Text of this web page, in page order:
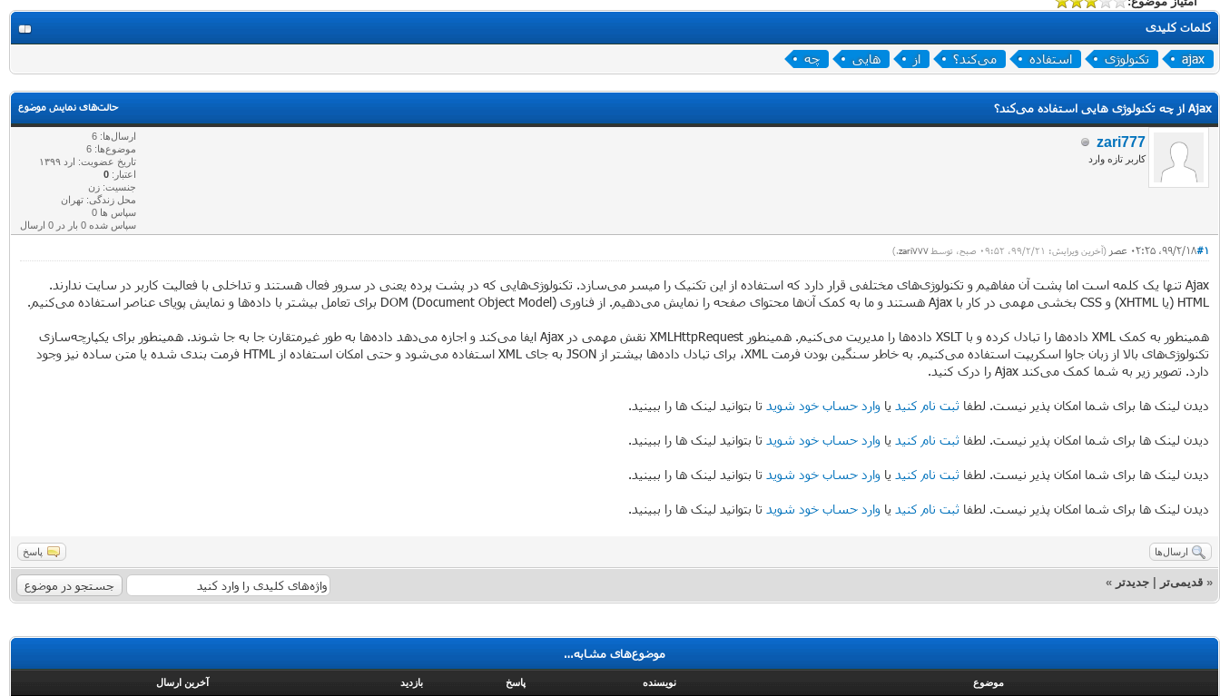
کلمات کلیدی
ajax تکنولوژی استفاده می‌کند؟ از هایی چه
حالت‌های نمایش موضوع Ajax از چه تکنولوژی هایی استفاده می‌کند؟
zari777
کاربر تازه وارد
ارسال‌ها: 6
موضوع‌ها: 6
تاریخ عضویت: ارد ۱۳۹۹
اعتبار: 0
جنسیت: زن
محل زندگی: تهران
سپاس ها 0
سپاس شده 0 بار در 0 ارسال
#1۹۹/۲/۱۸، ۰۲:۲۵ عصر (آخرین ویرایش: ۹۹/۲/۲۱، ۰۹:۵۲ صبح، توسط zari777
.)
Ajax تنها یک کلمه است اما پشت آن مفاهیم و تکنولوژی‌های مختلفی قرار دارد که استفاده از این تکنیک را میسر می‌سازد. تکنولوژی‌هایی که در پشت پرده یعنی در سرور فعال هستند و تداخلی با فعالیت کاربر در سایت ندارند.
HTML (یا XHTML) و CSS بخشی مهمی در کار با Ajax هستند و ما به کمک آن‌ها محتوای صفحه را نمایش می‌دهیم. از فناوری DOM (Document Object Model) برای تعامل بیشتر با داده‌ها و نمایش پویای عناصر استفاده می‌کنیم.
همینطور به کمک XML داده‌ها را تبادل کرده و با XSLT داده‌ها را مدیریت می‌کنیم. همینطور XMLHttpRequest نقش مهمی در Ajax ایفا می‌کند و اجازه می‌دهد داده‌ها به طور غیرمتقارن جا به جا شوند. همینطور برای یکپارچه‌سازی
تکنولوژی‌های بالا از زبان جاوا اسکریپت استفاده می‌کنیم. به خاطر سنگین بودن فرمت XML، برای تبادل داده‌ها بیشتر از JSON به جای XML استفاده می‌شود و حتی امکان استفاده از HTML فرمت بندی شده یا متن ساده نیز وجود
دارد. تصویر زیر به شما کمک می‌کند Ajax را درک کنید.
دیدن لینک ها برای شما امکان پذیر نیست. لطفا ثبت نام کنید یا وارد حساب خود شوید تا بتوانید لینک ها را ببینید.
دیدن لینک ها برای شما امکان پذیر نیست. لطفا ثبت نام کنید یا وارد حساب خود شوید تا بتوانید لینک ها را ببینید.
دیدن لینک ها برای شما امکان پذیر نیست. لطفا ثبت نام کنید یا وارد حساب خود شوید تا بتوانید لینک ها را ببینید.
دیدن لینک ها برای شما امکان پذیر نیست. لطفا ثبت نام کنید یا وارد حساب خود شوید تا بتوانید لینک ها را ببینید.
ارسال‌ها پاسخ
« قدیمی‌تر جدیدتر »
موضوع‌های مشابه…
موضوع نویسنده پاسخ بازدید آخرین ارسال